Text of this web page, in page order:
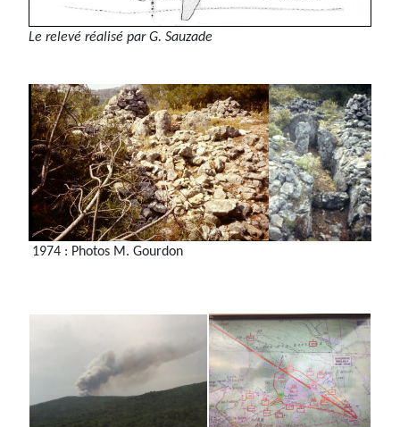
Le relevé réalisé par G. Sauzade
1974 : Photos M. Gourdon